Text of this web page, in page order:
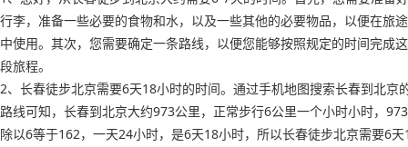
行李，准备一些必要的食物和水，以及一些其他的必要物品，以便在旅途
中使用。其次，您需要确定一条路线，以便您能够按照规定的时间完成这
段旅程。
2、长春徒步北京需要6天18小时的时间。通过手机地图搜索长春到北京
路线可知，长春到北京大约973公里，正常步行6公里一个小时小时，973
除以6等于162，一天24小时，是6天18小时，所以长春徒步北京需要6天